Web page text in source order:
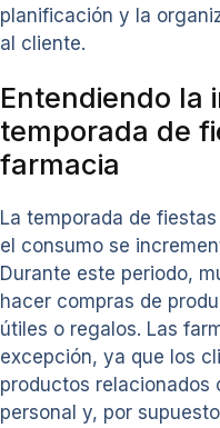
planificación y la
al cliente.
Entendiendo la
temporada de
farmacia
La temporada de
el consumo se
Durante este periodo,
hacer compras de
útiles o regalos. Las
excepción, ya que los
productos relacionados
personal y, por